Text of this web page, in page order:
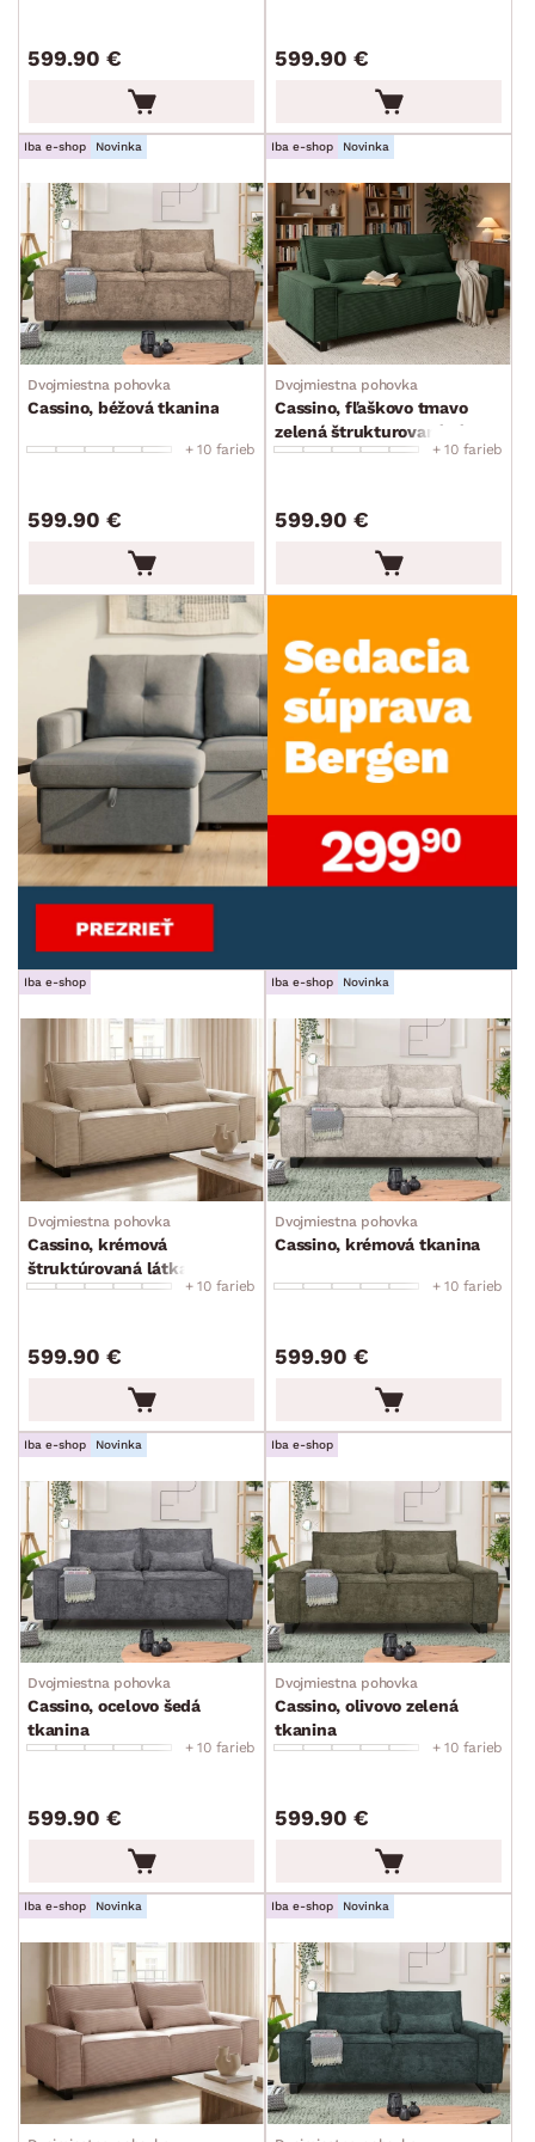
min. cm max. cm
min. cm max.
min. max. cm
min. cm max.
min. cm max. cm
FUNKCIE
ŠTÝL
MIESTNOSŤ
SKLADOVOSŤ
599.90 € 599.90 €
Iba e-shop Novinka
Dvojmiestna pohovka
Cassino, béžová tkanina
+ 10 farieb
599.90 €
Iba e-shop Novinka
Dvojmiestna pohovka
Cassino, fľaškovo tmavo
zelená štrukturovaná látka
+ 10 farieb
599.90 €
Iba e-shop
Dvojmiestna pohovka
Cassino, krémová
štruktúrovaná látka
+ 10 farieb
599.90 €
Iba e-shop Novinka
Dvojmiestna pohovka
Cassino, krémová tkanina
+ 10 farieb
599.90 €
Iba e-shop Novinka
Dvojmiestna pohovka
Cassino, ocelovo šedá
tkanina
+ 10 farieb
599.90 €
Iba e-shop
Dvojmiestna pohovka
Cassino, olivovo zelená
tkanina
+ 10 farieb
599.90 €
Iba e-shop Novinka Iba e-shop Novinka